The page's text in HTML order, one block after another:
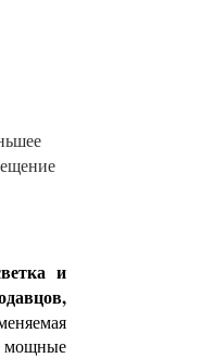
и
мощные